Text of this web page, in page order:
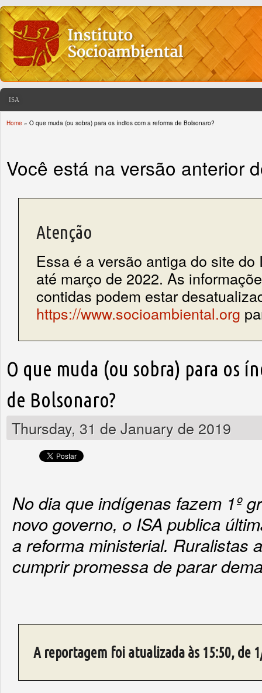
ISA
Home » O que muda (ou sobra) para os índios com a reforma de Bolsonaro?
Você está na versão anterior
Atenção
Essa é a versão antiga do site do
até março de 2022. As
contidas podem estar
https://www.socioambiental.org
O que muda (ou sobra) para os
de Bolsonaro?
Thursday, 31 de January de 2019
No dia que indígenas fazem 1º
novo governo, o ISA publica
a reforma ministerial. Ruralistas
cumprir promessa de parar
A reportagem foi atualizada às 15:50, de